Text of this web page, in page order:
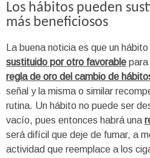
Los hábitos pueden
más beneficiosos
La buena noticia es que un
sustituido por otro favorable para
regla de oro del cambio de
señal y la misma o similar
rutina. Un hábito no puede ser
vacío, pues entonces habrá una
será difícil que deje de fumar, a
actividad que reemplace a los